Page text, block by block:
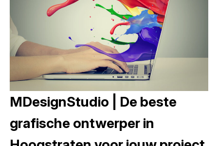
MDesignStudio | De beste
grafische ontwerper in